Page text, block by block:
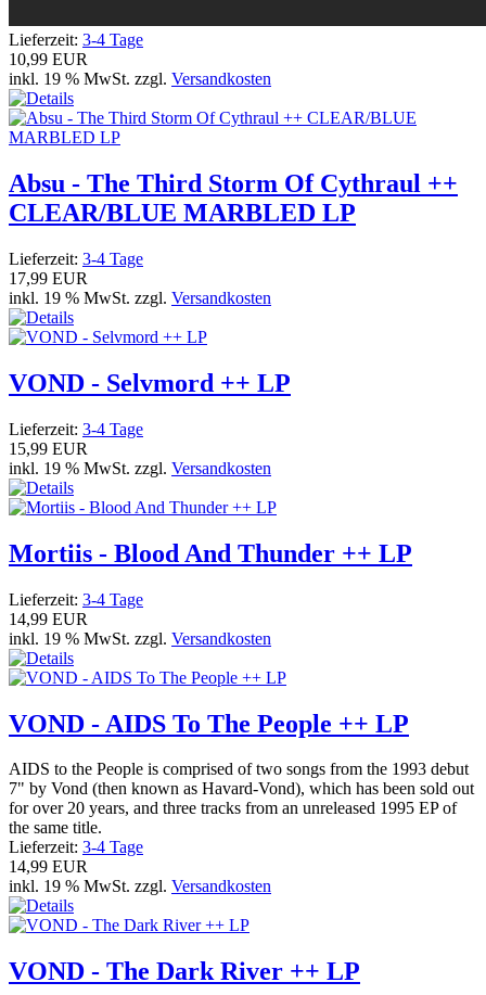
Lieferzeit: 3-4 Tage
10,99 EUR
inkl. 19 % MwSt. zzgl. Versandkosten
Absu - The Third Storm Of Cythraul ++
CLEAR/BLUE MARBLED LP
Lieferzeit: 3-4 Tage
17,99 EUR
inkl. 19 % MwSt. zzgl. Versandkosten
VOND - Selvmord ++ LP
Lieferzeit: 3-4 Tage
15,99 EUR
inkl. 19 % MwSt. zzgl. Versandkosten
Mortiis - Blood And Thunder ++ LP
Lieferzeit: 3-4 Tage
14,99 EUR
inkl. 19 % MwSt. zzgl. Versandkosten
VOND - AIDS To The People ++ LP
AIDS to the People is comprised of two songs from the 1993 debut
7" by Vond (then known as Havard-Vond), which has been sold out
for over 20 years, and three tracks from an unreleased 1995 EP of
the same title.
Lieferzeit: 3-4 Tage
14,99 EUR
inkl. 19 % MwSt. zzgl. Versandkosten
VOND - The Dark River ++ LP